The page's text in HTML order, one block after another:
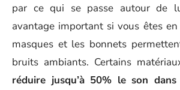
par ce qui se passe autour de
avantage important si vous êtes
masques et les bonnets
bruits ambiants. Certains
réduire jusqu’à 50% le son